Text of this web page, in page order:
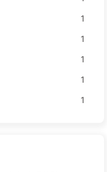
1
1
1
1
1